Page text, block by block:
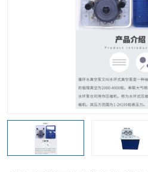
单层玻璃反应釜